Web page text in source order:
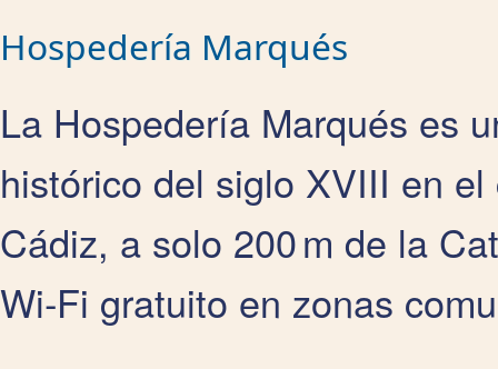
Hospedería Marqués
La Hospedería Marqués es
histórico del siglo XVIII en
Cádiz, a solo 200 m de la
Wi‑Fi gratuito en zonas